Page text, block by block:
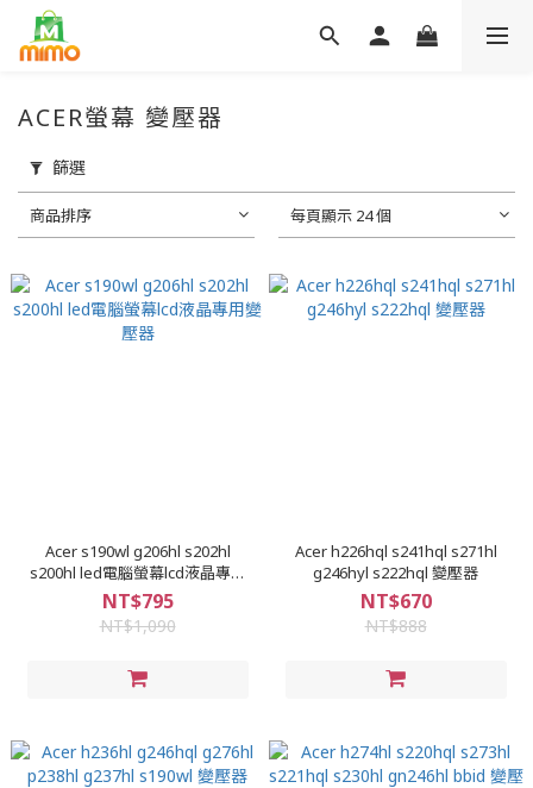
ACER螢幕 變壓器
篩選
商品排序 每頁顯示 24 個
Acer s190wl g206hl s202hl
s200hl led電腦螢幕lcd液晶專用
變壓器
NT$795
NT$1,090
Acer h226hql s241hql s271hl
g246hyl s222hql 變壓器
NT$670
NT$888